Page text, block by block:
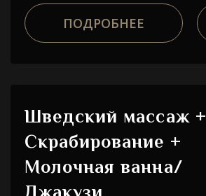
ПОДРОБНЕЕ
Шведский массаж +
Скрабирование +
Молочная ванна/